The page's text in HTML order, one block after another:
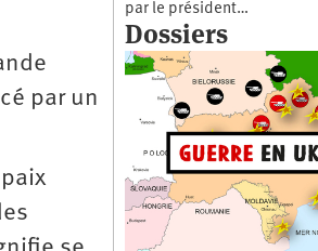
par un
par le président…
Dossiers